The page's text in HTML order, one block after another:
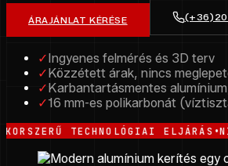
ÁRAJÁNLAT KÉRÉSE
✓Ingyenes felmérés és 3D terv
✓Közzétett árak, nincs
✓Karbantartásmentes
✓16 mm-es polikarbonát
TECHNOLÓGIAI ELJÁRÁS •